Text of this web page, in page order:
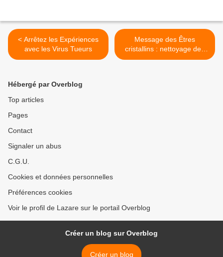
< Arrêtez les Expériences
avec les Virus Tueurs
Message des Êtres
cristallins : nettoyage des
chakras >
Hébergé par Overblog
Top articles
Pages
Contact
Signaler un abus
C.G.U.
Cookies et données personnelles
Préférences cookies
Voir le profil de Lazare sur le portail Overblog
Créer un blog sur Overblog
Créer un blog